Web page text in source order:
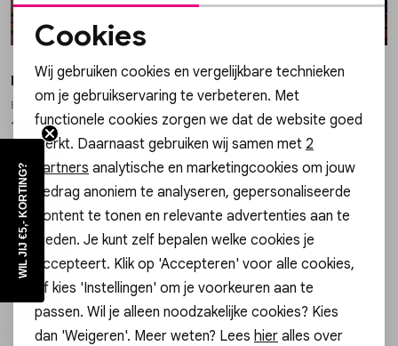
Sets
Jumpsuits & playsuits
Vesten
Jassen
Lingerie
Overige Accessoires
DWRS LABEL
B10543-07-8318 LAARS SHETLAND
199,95
In winkelmand
Selecteer maat
Meer looks
Noodzakelijke cookies
Personalisatie cookies
Analytische cookies
Marketing cookies
Cookies
Wij gebruiken cookies en vergelijkbare technieken
om je gebruikservaring te verbeteren. Met
functionele cookies zorgen we dat de website goed
werkt. Daarnaast gebruiken wij samen met 2
partners analytische en marketingcookies om jouw
gedrag anoniem te analyseren, gepersonaliseerde
content te tonen en relevante advertenties aan te
bieden. Je kunt zelf bepalen welke cookies je
accepteert. Klik op 'Accepteren' voor alle cookies,
of kies 'Instellingen' om je voorkeuren aan te
passen. Wil je alleen noodzakelijke cookies? Kies
dan 'Weigeren'. Meer weten? Lees hier alles over
WIL JIJ €5,- KORTING?